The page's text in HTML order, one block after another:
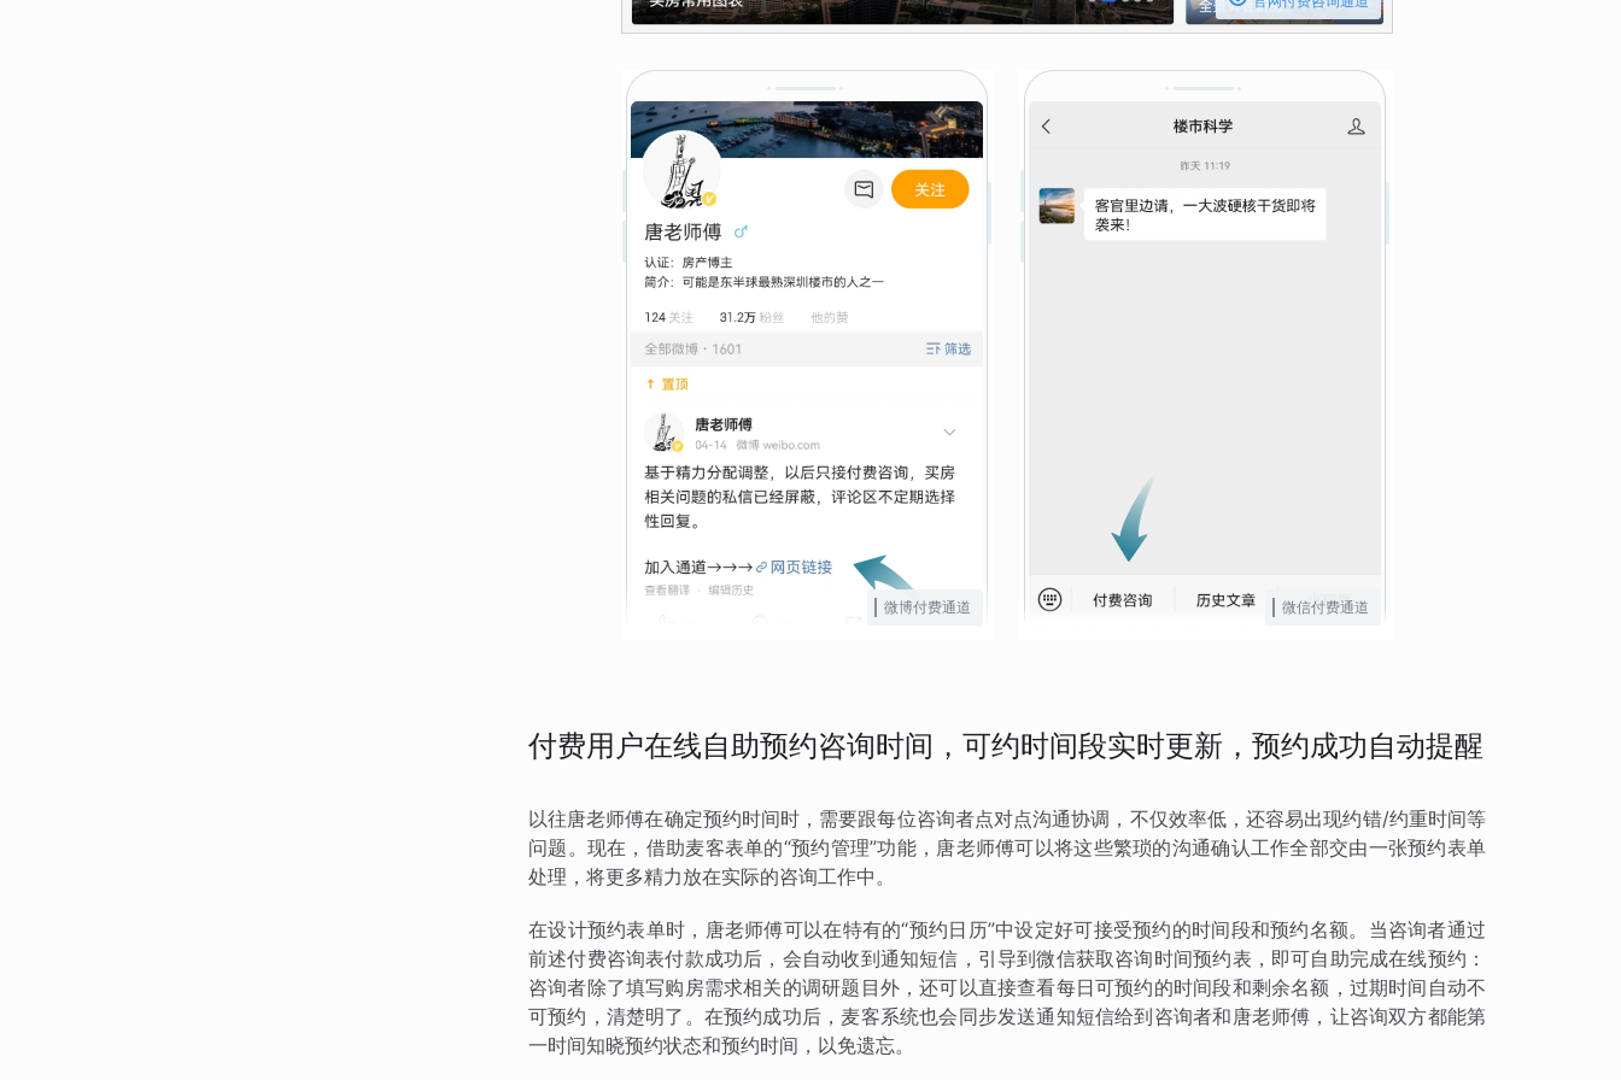
微博付费通道 微信付费通道
付费用户在线自助预约咨询时间，可约时间段实时更新，预约成功自动提醒
以往唐老师傅在确定预约时间时，需要跟每位咨询者点对点沟通协调，不仅效率低，还容易出现约错/约重时间等
问题。现在，借助麦客表单的“预约管理”功能，唐老师傅可以将这些繁琐的沟通确认工作全部交由一张预约表单
处理，将更多精力放在实际的咨询工作中。
在设计预约表单时，唐老师傅可以在特有的“预约日历”中设定好可接受预约的时间段和预约名额。当咨询者通过
前述付费咨询表付款成功后，会自动收到通知短信，引导到微信获取咨询时间预约表，即可自助完成在线预约：
咨询者除了填写购房需求相关的调研题目外，还可以直接查看每日可预约的时间段和剩余名额，过期时间自动不
可预约，清楚明了。在预约成功后，麦客系统也会同步发送通知短信给到咨询者和唐老师傅，让咨询双方都能第
一时间知晓预约状态和预约时间，以免遗忘。